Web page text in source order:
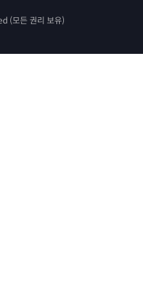
(모든 권리 보유)